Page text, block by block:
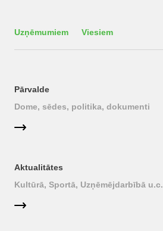
Uzņēmumiem Viesiem
Pārvalde
Dome, sēdes, politika, dokumenti
Aktualitātes
Kultūrā, Sportā, Uzņēmējdarbībā u.c.